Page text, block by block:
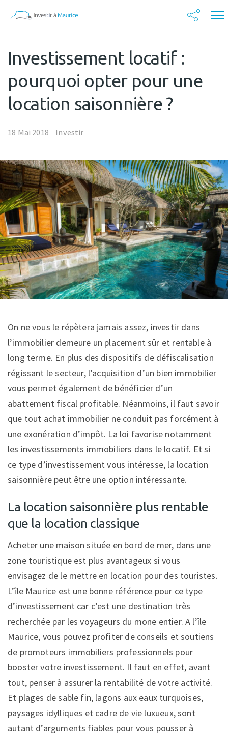
Investissement locatif :
pourquoi opter pour une
location saisonnière ?
18 Mai 2018 Investir
On ne vous le répètera jamais assez, investir dans
l’immobilier demeure un placement sûr et rentable à
long terme. En plus des dispositifs de défiscalisation
régissant le secteur, l’acquisition d’un bien immobilier
vous permet également de bénéficier d’un
abattement fiscal profitable. Néanmoins, il faut savoir
que tout achat immobilier ne conduit pas forcément à
une exonération d’impôt. La loi favorise notamment
les investissements immobiliers dans le locatif. Et si
ce type d’investissement vous intéresse, la location
saisonnière peut être une option intéressante.
La location saisonnière plus rentable
que la location classique
Acheter une maison située en bord de mer, dans une
zone touristique est plus avantageux si vous
envisagez de le mettre en location pour des touristes.
L’île Maurice est une bonne référence pour ce type
d’investissement car c’est une destination très
recherchée par les voyageurs du mone entier. A l’île
Maurice, vous pouvez profiter de conseils et soutiens
de promoteurs immobiliers professionnels pour
booster votre investissement. Il faut en effet, avant
tout, penser à assurer la rentabilité de votre activité.
Et plages de sable fin, lagons aux eaux turquoises,
paysages idylliques et cadre de vie luxueux, sont
autant d’arguments fiables pour vous pousser à